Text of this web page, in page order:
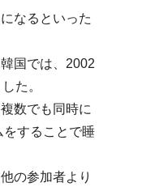
なるといった
国では、2002
た。
数でも同時に
することで睡
の参加者より